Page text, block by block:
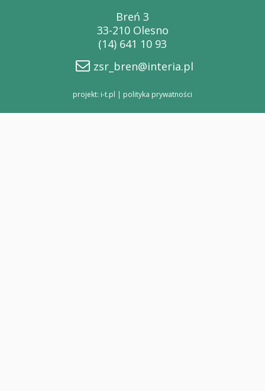
Breń 3
33-210 Olesno
(14) 641 10 93
zsr_bren@interia.pl
projekt: i-t.pl | polityka prywatności